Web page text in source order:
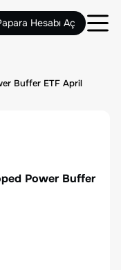
Hesabı Aç
Buffer ETF April
Power Buffer